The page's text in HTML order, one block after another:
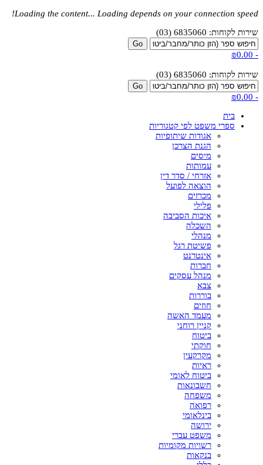
Loading the content... Loading depends on your connection speed!
שירות לקוחות: 6835060 (03)
-
₪0.00
שירות לקוחות: 6835060 (03)
-
₪0.00
בית
ספרי משפט לפי קטגוריות
אגודות שיתופיות
הגנת הצרכן
מיסים
עמותות
אזרחי / סדר דין
הוצאה לפועל
מכרזים
פלילי
איכות הסביבה
השכלה
מנהלי
פשיטת רגל
אינטרנט
חברות
מנהל עסקים
צבא
בוררות
חוזים
מעמד האשה
קניין רוחני
ביטוח
חוקתי
מקרקעין
ראיות
ביטוח לאומי
חשבונאות
משפחה
רפואה
בינלאומי
ירושה
משפט עברי
רשויות מקומיות
בנקאות